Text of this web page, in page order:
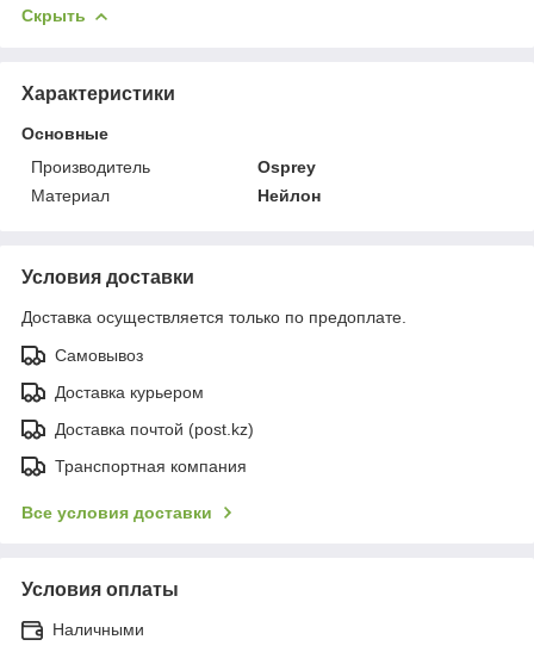
Скрыть
Характеристики
Основные
Производитель
Osprey
Материал
Нейлон
Условия доставки
Доставка осуществляется только по предоплате.
Самовывоз
Доставка курьером
Доставка почтой (post.kz)
Транспортная компания
Все условия доставки
Условия оплаты
Наличными